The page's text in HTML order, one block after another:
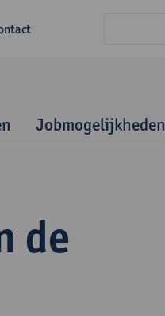
Jobmogelijkheden
de